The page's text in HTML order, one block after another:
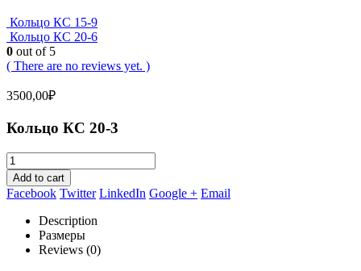
Кольцо КС 15-9
Кольцо КС 20-6
0 out of 5
( There are no reviews yet. )
3500,00₽
Кольцо КС 20-3
Add to cart
Facebook Twitter LinkedIn Google + Email
Description
Размеры
Reviews (0)